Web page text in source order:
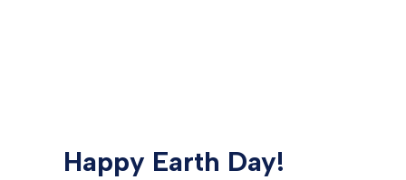
Happy Earth Day!